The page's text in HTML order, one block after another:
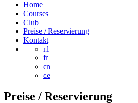
Home
Courses
Club
Preise / Reservierung
Kontakt
nl
fr
en
de
Preise / Reservierung